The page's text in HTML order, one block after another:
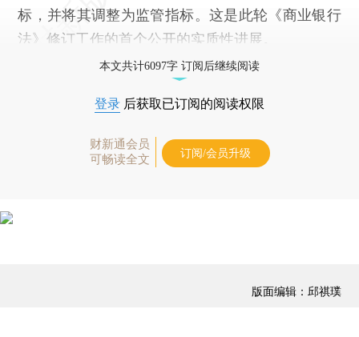
标，并将其调整为监管指标。这是此轮《商业银行
法》修订工作的首个公开的实质性进展。
本文共计6097字 订阅后继续阅读
登录 后获取已订阅的阅读权限
财新通会员
可畅读全文
订阅/会员升级
版面编辑：邱祺璞